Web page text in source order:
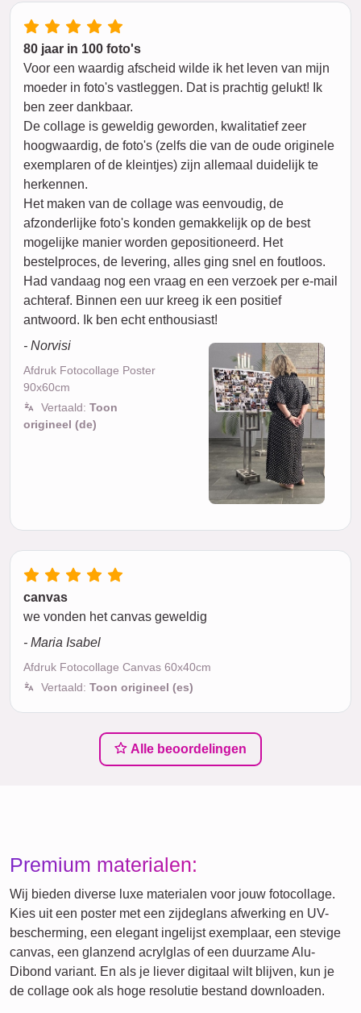
80 jaar in 100 foto's
Voor een waardig afscheid wilde ik het leven van mijn
moeder in foto's vastleggen. Dat is prachtig gelukt! Ik
ben zeer dankbaar.
De collage is geweldig geworden, kwalitatief zeer
hoogwaardig, de foto's (zelfs die van de oude originele
exemplaren of de kleintjes) zijn allemaal duidelijk te
herkennen.
Het maken van de collage was eenvoudig, de
afzonderlijke foto's konden gemakkelijk op de best
mogelijke manier worden gepositioneerd. Het
bestelproces, de levering, alles ging snel en foutloos.
Had vandaag nog een vraag en een verzoek per e-mail
achteraf. Binnen een uur kreeg ik een positief
antwoord. Ik ben echt enthousiast!
- Norvisi
Afdruk Fotocollage Poster
90x60cm
Vertaald: Toon
origineel (de)
canvas
we vonden het canvas geweldig
- Maria Isabel
Afdruk Fotocollage Canvas 60x40cm
Vertaald: Toon origineel (es)
Alle beoordelingen
Premium materialen:
Wij bieden diverse luxe materialen voor jouw fotocollage.
Kies uit een poster met een zijdeglans afwerking en UV-
bescherming, een elegant ingelijst exemplaar, een stevige
canvas, een glanzend acrylglas of een duurzame Alu-
Dibond variant. En als je liever digitaal wilt blijven, kun je
de collage ook als hoge resolutie bestand downloaden.